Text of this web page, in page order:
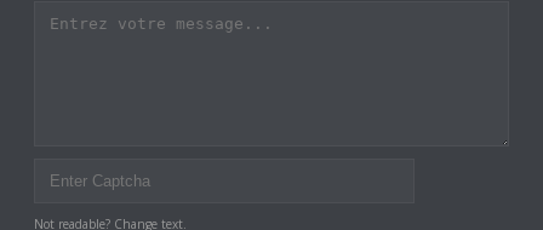
Not readable? Change text.